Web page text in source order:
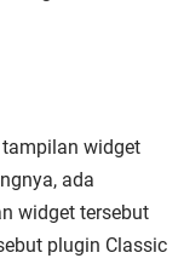
tampilan widget
ada
widget tersebut
plugin Classic